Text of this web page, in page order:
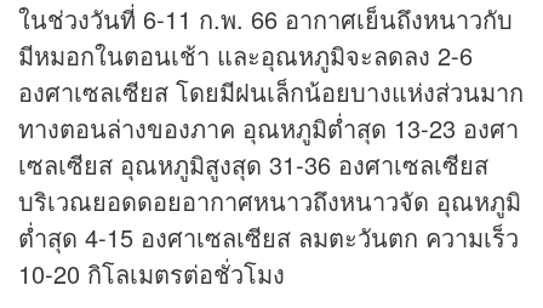
ในช่วงวันที่ 6-11 ก.พ. 66 อากาศเย็นถึงหนาวกับ
มีหมอกในตอนเช้า และอุณหภูมิจะลดลง 2-6
องศาเซลเซียส โดยมีฝนเล็กน้อยบางแห่งส่วนมาก
ทางตอนล่างของภาค อุณหภูมิต่ำสุด 13-23 องศา
เซลเซียส อุณหภูมิสูงสุด 31-36 องศาเซลเซียส
บริเวณยอดดอยอากาศหนาวถึงหนาวจัด อุณหภูมิ
ต่ำสุด 4-15 องศาเซลเซียส ลมตะวันตก ความเร็ว
10-20 กิโลเมตรต่อชั่วโมง